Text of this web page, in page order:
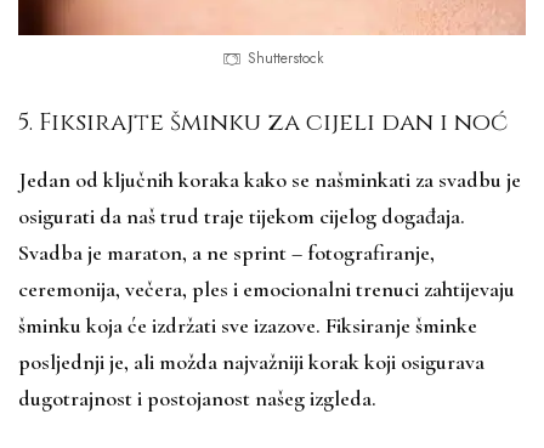
Shutterstock
5. Fiksirajte šminku za cijeli dan i noć
Jedan od ključnih koraka kako se našminkati za svadbu je
osigurati da naš trud traje tijekom cijelog događaja.
Svadba je maraton, a ne sprint – fotografiranje,
ceremonija, večera, ples i emocionalni trenuci zahtijevaju
šminku koja će izdržati sve izazove. Fiksiranje šminke
posljednji je, ali možda najvažniji korak koji osigurava
dugotrajnost i postojanost našeg izgleda.